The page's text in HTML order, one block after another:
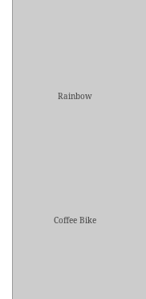
Rainbow
Coffee Bike